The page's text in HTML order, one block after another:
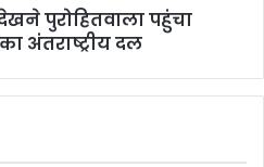
पुरोहितवाला पहुंचा
अंतराष्ट्रीय दल